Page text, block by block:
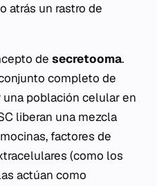
atrás un rastro de
de secretooma.
completo de
población celular en
liberan una mezcla
factores de
(como los
actúan como